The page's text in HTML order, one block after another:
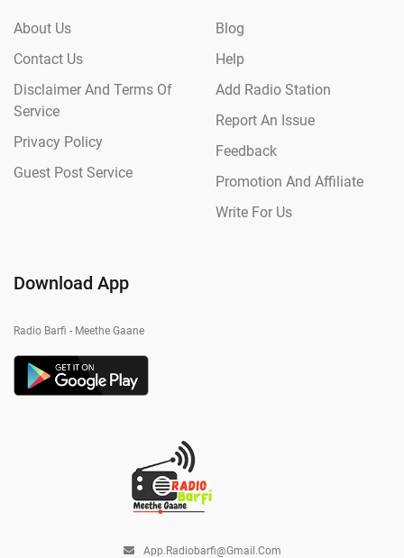
About Us
Contact Us
Disclaimer And Terms Of
Service
Privacy Policy
Guest Post Service
Blog
Help
Add Radio Station
Report An Issue
Feedback
Promotion And Affiliate
Write For Us
Download App
Radio Barfi - Meethe Gaane
App.radiobarfi@gmail.com